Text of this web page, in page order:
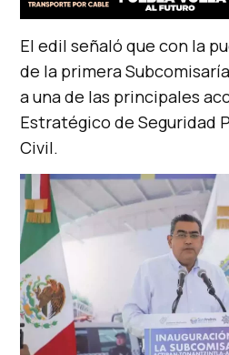
El edil señaló que con la
de la primera
a una de las principales
Estratégico de Seguridad
Civil.